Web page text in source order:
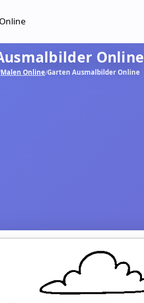
Online
Malen Online/Garten Ausmalbilder Online